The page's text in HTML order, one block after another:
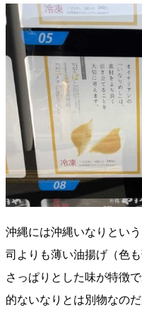
沖縄には沖縄いなりとい
司よりも薄い油揚げ（色
さっぱりとした味が特徴
的ないなりとは別物なの